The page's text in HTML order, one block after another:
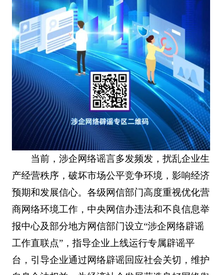
当前，涉企网络谣言多发频发，扰乱企业生
产经营秩序，破坏市场公平竞争环境，影响经济
预期和发展信心。各级网信部门高度重视优化营
商网络环境工作，中央网信办违法和不良信息举
报中心及部分地方网信部门设立“涉企网络辟谣
工作直联点”，指导企业上线运行专属辟谣平
台，引导企业通过网络辟谣回应社会关切，维护